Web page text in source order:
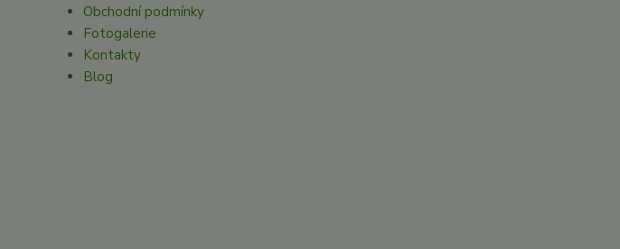
Obchodní podmínky
Fotogalerie
Kontakty
Blog